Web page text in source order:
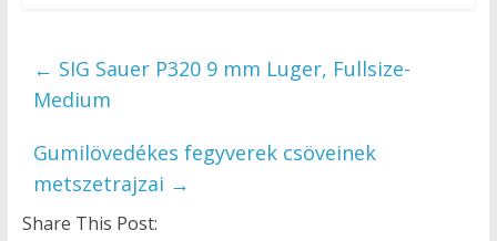
← SIG Sauer P320 9 mm Luger, Fullsize-
Medium
Gumilövedékes fegyverek csöveinek
metszetrajzai →
Share This Post: